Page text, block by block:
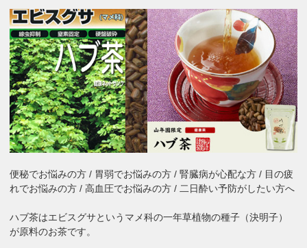
便秘でお悩みの方 / 胃弱でお悩みの方 / 腎臓病が心配な方 / 目の疲
れでお悩みの方 / 高血圧でお悩みの方 / 二日酔い予防がしたい方へ
ハブ茶はエビスグサというマメ科の一年草植物の種子（決明子）
が原料のお茶です。